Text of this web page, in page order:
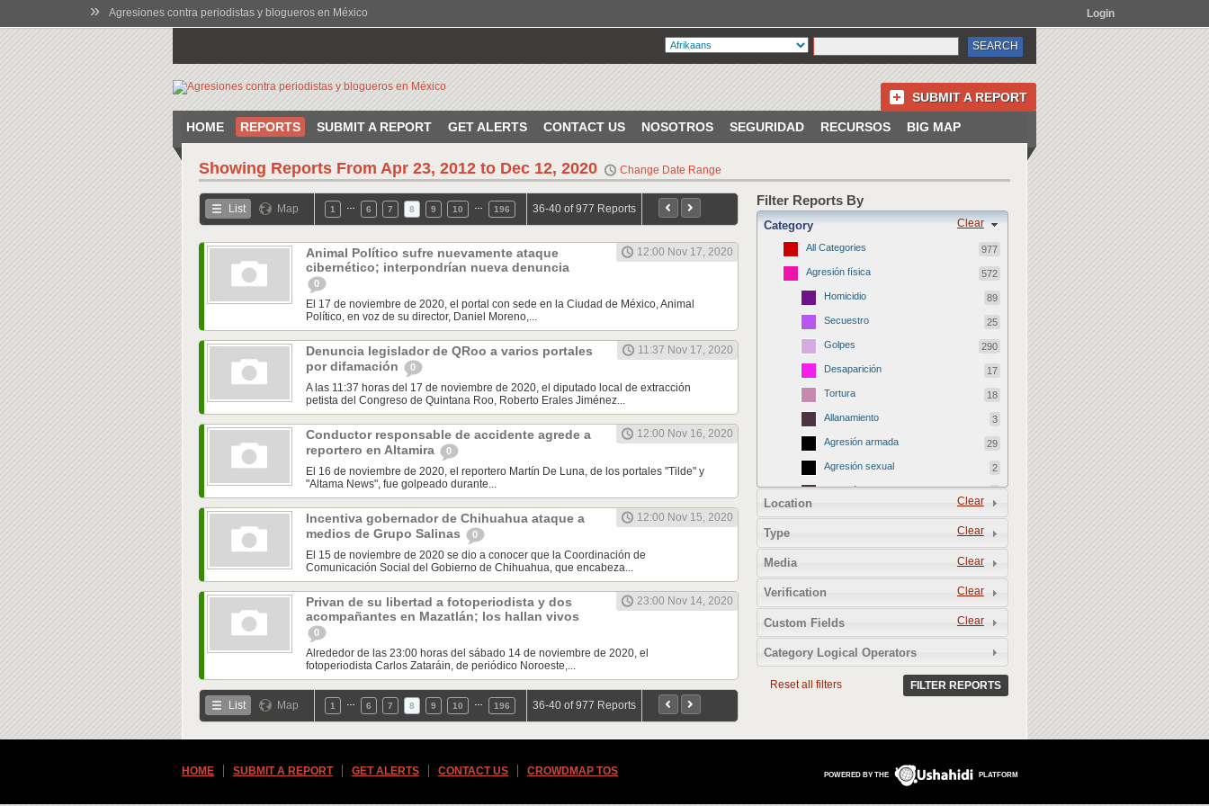
» Agresiones contra periodistas y blogueros en México Login
SUBMIT A REPORT
HOME REPORTS SUBMIT A REPORT GET ALERTS CONTACT US NOSOTROS SEGURIDAD RECURSOS BIG MAP
Showing Reports From Apr 23, 2012 to Dec 12, 2020 Change Date Range
List Map 1 6 7 8 9 10 196 36-40 of 977 Reports
Animal Político sufre nuevamente ataque
cibernético; interpondrían nueva denuncia
0
12:00 Nov 17, 2020
El 17 de noviembre de 2020, el portal con sede en la Ciudad de México, Animal
Político, en voz de su director, Daniel Moreno,...
Denuncia legislador de QRoo a varios portales
por difamación
0
11:37 Nov 17, 2020
A las 11:37 horas del 17 de noviembre de 2020, el diputado local de extracción
petista del Congreso de Quintana Roo, Roberto Erales Jiménez...
Conductor responsable de accidente agrede a
reportero en Altamira
0
12:00 Nov 16, 2020
El 16 de noviembre de 2020, el reportero Martín De Luna, de los portales "Tilde" y
"Altama News", fue golpeado durante...
Incentiva gobernador de Chihuahua ataque a
medios de Grupo Salinas
0
12:00 Nov 15, 2020
El 15 de noviembre de 2020 se dio a conocer que la Coordinación de
Comunicación Social del Gobierno de Chihuahua, que encabeza...
Privan de su libertad a fotoperiodista y dos
acompañantes en Mazatlán; los hallan vivos
0
23:00 Nov 14, 2020
Alrededor de las 23:00 horas del sábado 14 de noviembre de 2020, el
fotoperiodista Carlos Zataráin, de periódico Noroeste,...
List Map 1 6 7 8 9 10 196 36-40 of 977 Reports
Filter Reports By
Clear
Category
All Categories 977
Agresión física 572
Homicidio 89
Secuestro 25
Golpes 290
Desaparición 17
Tortura 18
Allanamiento 3
Agresión armada 29
Agresión sexual 2
Agresión a familiares 9
Bloqueo de cobertura 68
21
Agresión jurídica 137
Detención arbitraria
Acoso legal 28
Citación para declarar
Requerimiento administrativo 2
Denuncia (penal)
Clear
Location
Clear
Type
Clear
Media
Clear
Verification
Clear
Custom Fields
Category Logical Operators
Reset all filters FILTER REPORTS
POWERED BY THE PLATFORM
HOME SUBMIT A REPORT GET ALERTS CONTACT US CROWDMAP TOS